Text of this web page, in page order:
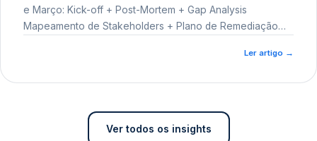
e Março: Kick-off + Post-Mortem + Gap Analysis
Mapeamento de Stakeholders + Plano de Remediação
Ler artigo →
Ver todos os insights